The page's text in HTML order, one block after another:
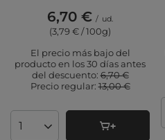
6,70 € / ud.
(3,79 € / 100g)
El precio más bajo del
producto en los 30 días antes
del descuento:6,70 €
Precio regular:13,00 €
Cantidad de productos